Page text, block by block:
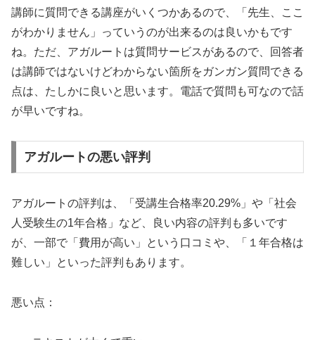
講師に質問できる講座がいくつかあるので、「先生、ここ
がわかりません」っていうのが出来るのは良いかもです
ね。ただ、アガルートは質問サービスがあるので、回答者
は講師ではないけどわからない箇所をガンガン質問できる
点は、たしかに良いと思います。電話で質問も可なので話
が早いですね。
アガルートの悪い評判
アガルートの評判は、「受講生合格率20.29%」や「社会
人受験生の1年合格」など、良い内容の評判も多いです
が、一部で「費用が高い」という口コミや、「１年合格は
難しい」といった評判もあります。
悪い点：